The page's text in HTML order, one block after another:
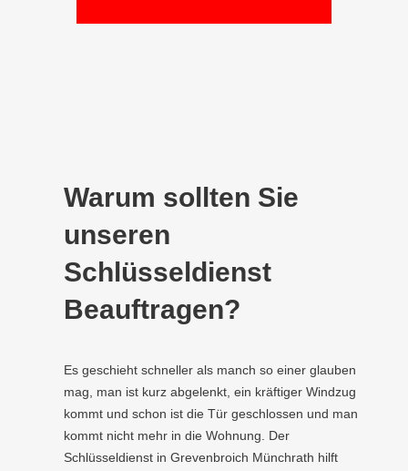
Warum sollten Sie
unseren
Schlüsseldienst
Beauftragen?
Es geschieht schneller als manch so einer glauben
mag, man ist kurz abgelenkt, ein kräftiger Windzug
kommt und schon ist die Tür geschlossen und man
kommt nicht mehr in die Wohnung. Der
Schlüsseldienst in Grevenbroich Münchrath hilft